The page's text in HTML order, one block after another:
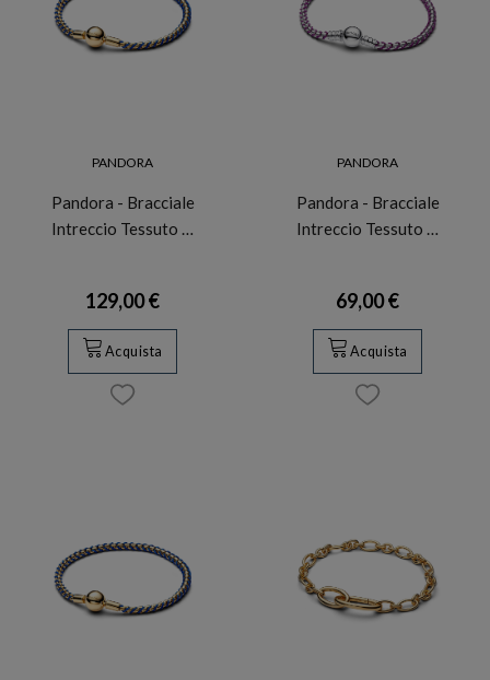
PANDORA
Pandora - Bracciale
Intreccio Tessuto …
129,00 €
Acquista
PANDORA
Pandora - Bracciale
Intreccio Tessuto …
69,00 €
Acquista